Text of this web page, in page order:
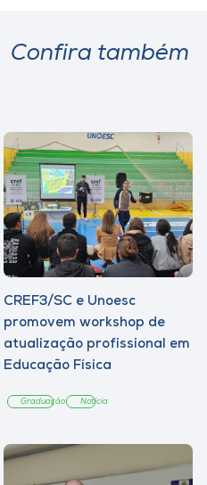
Confira também
CREF3/SC e Unoesc
promovem workshop de
atualização profissional em
Educação Física
Graduação Notícia